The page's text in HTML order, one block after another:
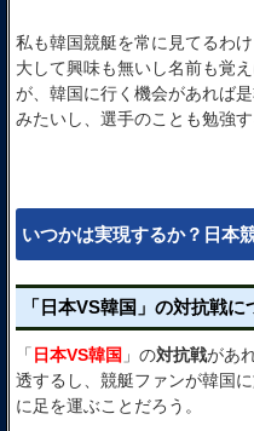
私も韓国競艇を常に見てるわ
大して興味も無いし名前も覚
が、韓国に行く機会があれば
みたいし、選手のことも勉強す
いつかは実現するか？日本
「日本VS韓国」の対抗戦に
「 日本VS韓国 」の対抗戦があ
透するし、競艇ファンが韓国
に足を運ぶことだろう。